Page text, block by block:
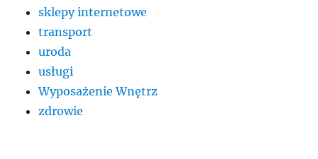
sklepy internetowe
transport
uroda
usługi
Wyposażenie Wnętrz
zdrowie